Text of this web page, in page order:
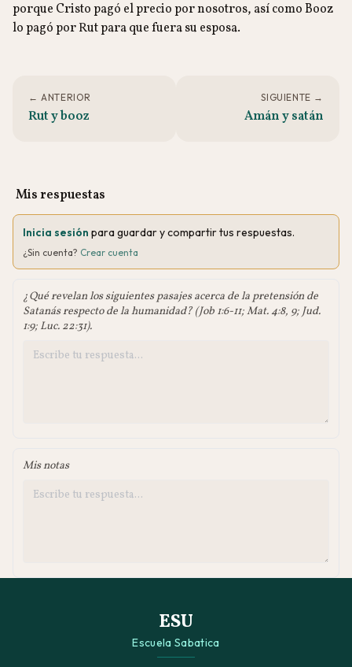
porque Cristo pagó el precio por nosotros, así como Booz
lo pagó por Rut para que fuera su esposa.
← ANTERIOR
Rut y booz
SIGUIENTE →
Amán y satán
Mis respuestas
Inicia sesión para guardar y compartir tus respuestas.
¿Sin cuenta? Crear cuenta
¿Qué revelan los siguientes pasajes acerca de la pretensión de
Satanás respecto de la humanidad? (Job 1:6-11; Mat. 4:8, 9; Jud.
1:9; Luc. 22:31).
Mis notas
ESU
Escuela Sabatica